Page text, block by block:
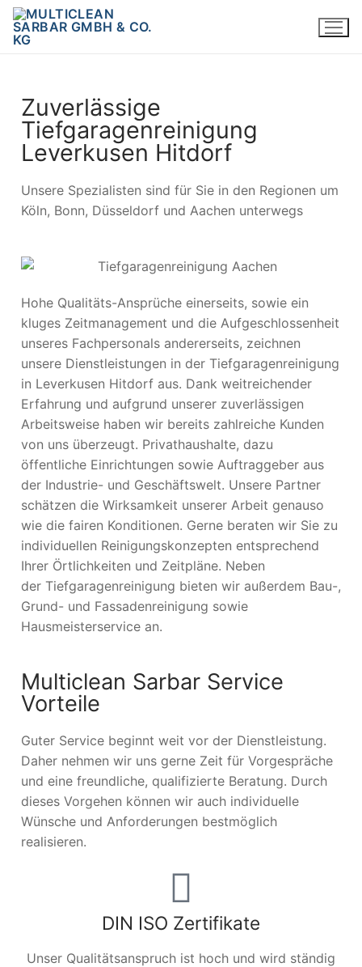
Zuverlässige
Tiefgaragenreinigung
Leverkusen Hitdorf
Unsere Spezialisten sind für Sie in den Regionen um
Köln, Bonn, Düsseldorf und Aachen unterwegs
Hohe Qualitäts-Ansprüche einerseits, sowie ein
kluges Zeitmanagement und die Aufgeschlossenheit
unseres Fachpersonals andererseits, zeichnen
unsere Dienstleistungen in der Tiefgaragenreinigung
in Leverkusen Hitdorf aus. Dank weitreichender
Erfahrung und aufgrund unserer zuverlässigen
Arbeitsweise haben wir bereits zahlreiche Kunden
von uns überzeugt. Privathaushalte, dazu
öffentliche Einrichtungen sowie Auftraggeber aus
der Industrie- und Geschäftswelt. Unsere Partner
schätzen die Wirksamkeit unserer Arbeit genauso
wie die fairen Konditionen. Gerne beraten wir Sie zu
individuellen Reinigungskonzepten entsprechend
Ihrer Örtlichkeiten und Zeitpläne. Neben
der Tiefgaragenreinigung bieten wir außerdem Bau-,
Grund- und Fassadenreinigung sowie
Hausmeisterservice an.
Multiclean Sarbar Service
Vorteile
Guter Service beginnt weit vor der Dienstleistung.
Daher nehmen wir uns gerne Zeit für Vorgespräche
und eine freundliche, qualifizierte Beratung. Durch
dieses Vorgehen können wir auch individuelle
Wünsche und Anforderungen bestmöglich
realisieren.
DIN ISO Zertifikate
Unser Qualitätsanspruch ist hoch und wird ständig